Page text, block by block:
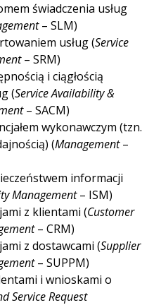
świadczenia usług
– SLM)
usług (Service
– SRM)
i ciągłością
(Service Availability &
– SACM)
wykonawczym (tzn.
(Management–
informacji
Management– ISM)
z klientami (Customer
– CRM)
z dostawcami (Supplier
– SUPPM)
i wnioskami o
Service Request